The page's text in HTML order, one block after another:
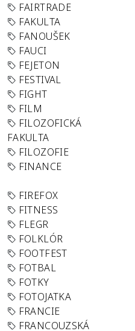
FAIRTRADE
FAKULTA
FANOUŠEK
FAUCI
FEJETON
FESTIVAL
FIGHT
FILM
FILOZOFICKÁ
FAKULTA
FILOZOFIE
FINANCE
FIREFOX
FITNESS
FLEGR
FOLKLÓR
FOOTFEST
FOTBAL
FOTKY
FOTOJATKA
FRANCIE
FRANCOUZSKÁ